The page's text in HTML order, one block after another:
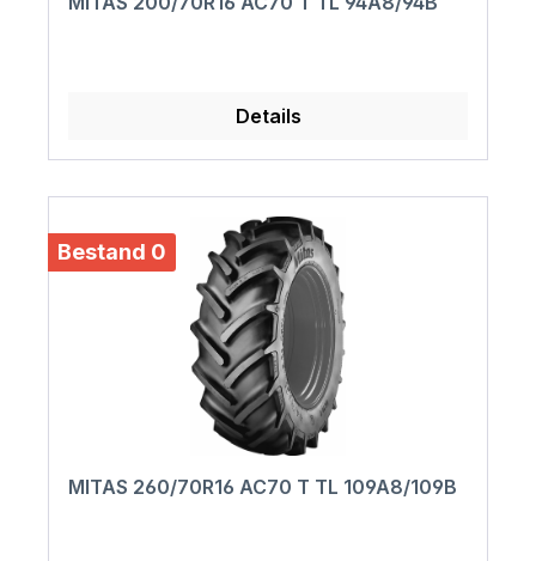
Details
Bestand 0
MITAS 260/70R16 AC70 T TL 109A8/109B